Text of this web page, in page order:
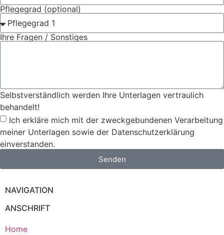
Pflegegrad (optional)
Ihre Fragen / Sonstiges
Selbstverständlich werden Ihre Unterlagen vertraulich
behandelt!
Ich erkläre mich mit der zweckgebundenen Verarbeitung
meiner Unterlagen sowie der Datenschutzerklärung
einverstanden.
Senden
NAVIGATION
ANSCHRIFT
Home